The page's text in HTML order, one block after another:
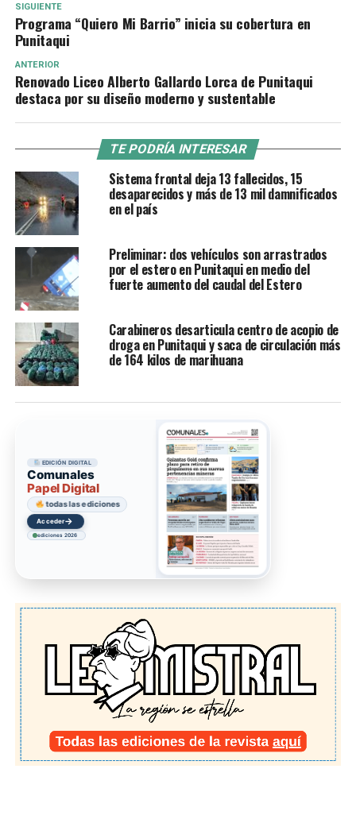
SIGUIENTE
Programa “Quiero Mi Barrio” inicia su cobertura en
Punitaqui
ANTERIOR
Renovado Liceo Alberto Gallardo Lorca de Punitaqui
destaca por su diseño moderno y sustentable
TE PODRÍA INTERESAR
Sistema frontal deja 13 fallecidos, 15
desaparecidos y más de 13 mil damnificados
en el país
Preliminar: dos vehículos son arrastrados
por el estero en Punitaqui en medio del
fuerte aumento del caudal del Estero
Carabineros desarticula centro de acopio de
droga en Punitaqui y saca de circulación más
de 164 kilos de marihuana
EDICIÓN DIGITAL
Comunales
Papel Digital
todas las ediciones
Acceder→
ediciones 2026